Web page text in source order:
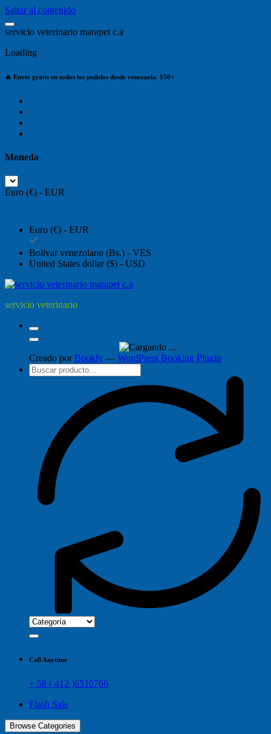
Saltar al contenido
servicio veterinario marapet c.a
Loading
🔥 Envío gratis en todos los pedidos desde venezuela. $50+
Moneda
Euro (€) - EUR
Euro (€) - EUR
Bolívar venezolano (Bs.) - VES
United States dollar ($) - USD
servicio veterinario
Creado por Bookly — WordPress Booking Plugin
Call Anytime
+ 58 ( 412 )6510766
Flash Sale
Browse Categories